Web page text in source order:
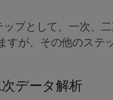
プとして、一次、
が、その他のステ
データ解析